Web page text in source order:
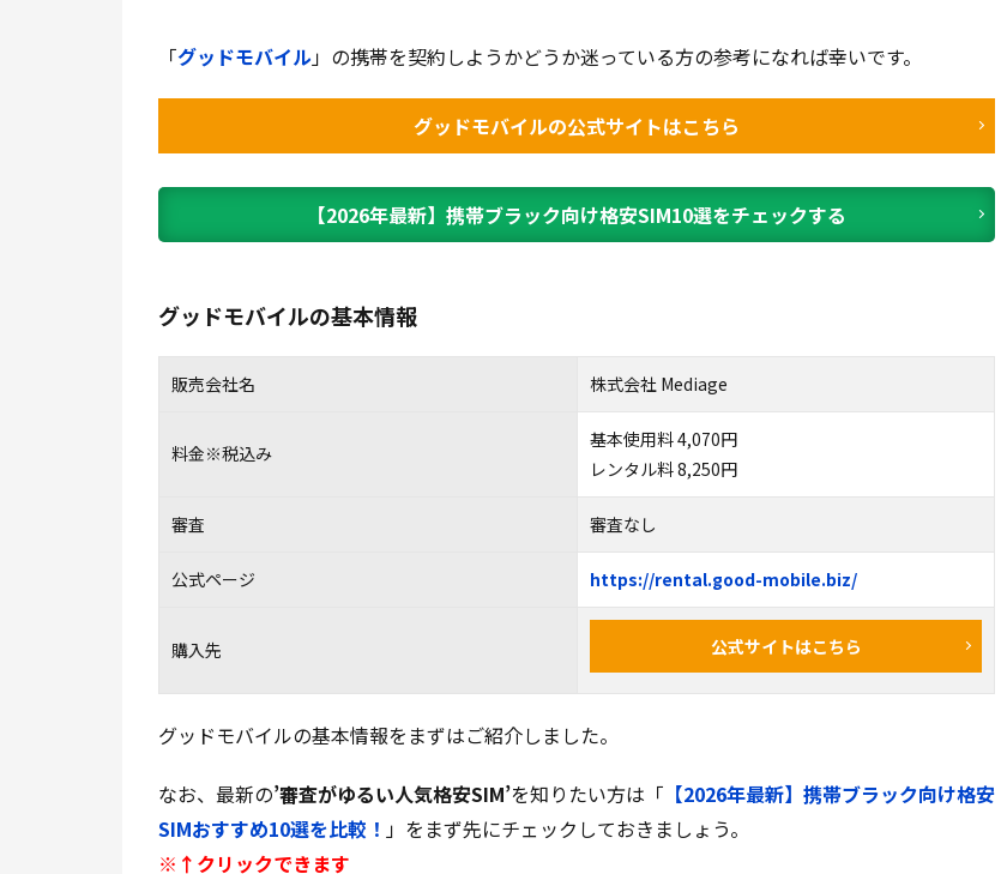
「グッドモバイル」の携帯を契約しようかどうか迷っている方の参考になれば幸いです。
グッドモバイルの公式サイトはこちら
【2026年最新】携帯ブラック向け格安SIM10選をチェックする
グッドモバイルの基本情報
販売会社名 株式会社 Mediage
料金※税込み
基本使用料 4,070円
レンタル料 8,250円
審査 審査なし
公式ページ https://rental.good-mobile.biz/
購入先 公式サイトはこちら
グッドモバイルの基本情報をまずはご紹介しました。
なお、最新の’審査がゆるい人気格安SIM’を知りたい方は「 【2026年最新】携帯ブラック向け格安
SIMおすすめ10選を比較！ 」をまず先にチェックしておきましょう。
※↑クリックできます